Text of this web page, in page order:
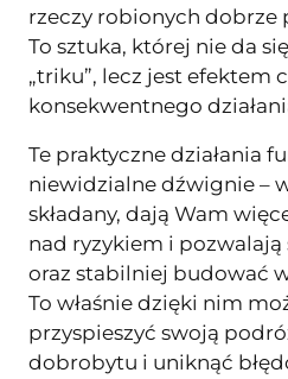
rzeczy robionych dobrze
To sztuka, której nie da
„triku”, lecz jest efektem
konsekwentnego
Te praktyczne działania
niewidzialne dźwignie –
składany, dają Wam
nad ryzykiem i pozwalają
oraz stabilniej budować
To właśnie dzięki nim
przyspieszyć swoją
dobrobytu i uniknąć